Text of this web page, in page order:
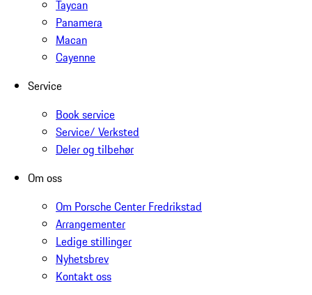
Taycan
Panamera
Macan
Cayenne
Service
Book service
Service/ Verksted
Deler og tilbehør
Om oss
Om Porsche Center Fredrikstad
Arrangementer
Ledige stillinger
Nyhetsbrev
Kontakt oss